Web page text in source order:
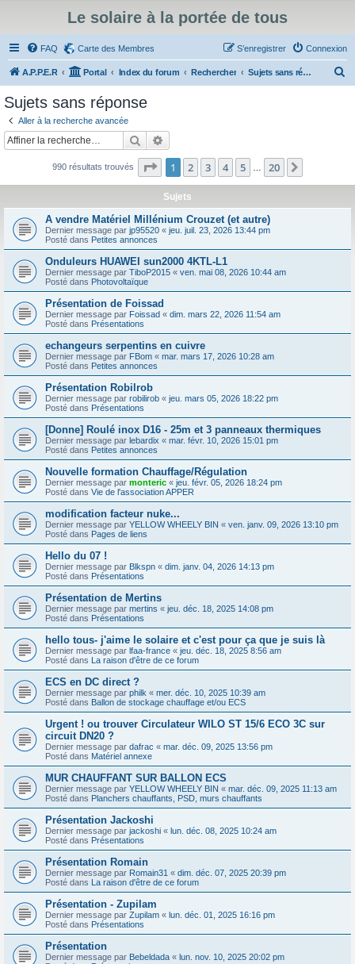
Le solaire à la portée de tous
FAQ Carte des Membres Connexion
S’enregistrer
A.P.P.E.R Portal Index du forum Rechercher Sujets sans réponse
c
Sujets sans réponse
Aller à la recherche avancée
Rechercher
990 résultats trouvés Page 1sur20
1 2 3 4 5 20
Sujets
A vendre Matériel Millénium Crouzet (et autre)
Dernier message par jp95520 « jeu. juil. 23, 2026 13:44 pm
Posté dans Petites annonces
Onduleurs HUAWEI sun2000 4KTL-L1
Dernier message par TiboP2015 « ven. mai 08, 2026 10:44 am
Posté dans Photovoltaïque
Présentation de Foissad
Dernier message par Foissad « dim. mars 22, 2026 11:54 am
Posté dans Présentations
echangeurs serpentins en cuivre
Dernier message par FBom « mar. mars 17, 2026 10:28 am
Posté dans Petites annonces
Présentation Robilrob
Dernier message par robilirob « jeu. mars 05, 2026 18:22 pm
Posté dans Présentations
[Donne] Roulé inox D16 - 25m et 3 panneaux thermiques
Dernier message par lebardix « mar. févr. 10, 2026 15:01 pm
Posté dans Petites annonces
Nouvelle formation Chauffage/Régulation
Dernier message par monteric « jeu. févr. 05, 2026 18:24 pm
Posté dans Vie de l'association APPER
modification facteur nuke...
Dernier message par YELLOW WHEELY BIN « ven. janv. 09, 2026 13:10 pm
Posté dans Pages de liens
Hello du 07 !
Dernier message par Blkspn « dim. janv. 04, 2026 14:13 pm
Posté dans Présentations
Présentation de Mertins
Dernier message par mertins « jeu. déc. 18, 2025 14:08 pm
Posté dans Présentations
hello tous- j'aime le solaire et c'est pour ça que je suis là
Dernier message par lfaa-france « jeu. déc. 18, 2025 8:56 am
Posté dans La raison d'être de ce forum
ECS en DC direct ?
Dernier message par philk « mer. déc. 10, 2025 10:39 am
Posté dans Ballon de stockage chauffage et/ou ECS
Urgent ! ou trouver Circulateur WILO ST 15/6 ECO 3C sur
circuit DN20 ?
Dernier message par dafrac « mar. déc. 09, 2025 13:56 pm
Posté dans Matériel annexe
MUR CHAUFFANT SUR BALLON ECS
Dernier message par YELLOW WHEELY BIN « mar. déc. 09, 2025 11:13 am
Posté dans Planchers chauffants, PSD, murs chauffants
Présentation Jackoshi
Dernier message par jackoshi « lun. déc. 08, 2025 10:24 am
Posté dans Présentations
Présentation Romain
Dernier message par Romain31 « dim. déc. 07, 2025 20:39 pm
Posté dans La raison d'être de ce forum
Présentation - Zupilam
Dernier message par Zupilam « lun. déc. 01, 2025 16:16 pm
Posté dans Présentations
Présentation
Dernier message par Bebeldada « lun. nov. 10, 2025 20:02 pm